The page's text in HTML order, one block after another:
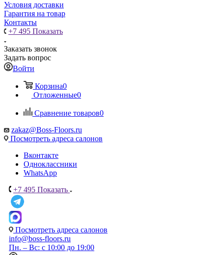
Условия доставки
Гарантия на товар
Контакты
+7 495 Показать
Заказать звонок
Задать вопрос
Войти
Корзина0
Отложенные0
Сравнение товаров0
zakaz@Boss-Floors.ru
Посмотреть адреса салонов
Вконтакте
Одноклассники
WhatsApp
+7 495 Показать
Посмотреть адреса салонов
info@boss-floors.ru
Пн. – Вс: с 10:00 до 19:00